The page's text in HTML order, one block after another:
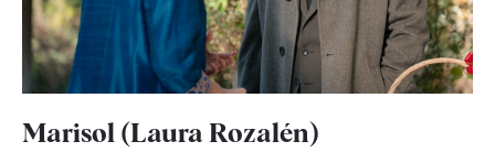
Marisol (Laura Rozalén)